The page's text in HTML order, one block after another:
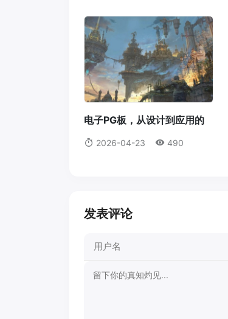
电子PG板，从设计到应用的
全面解析电子pg板
2026-04-23 490
发表评论